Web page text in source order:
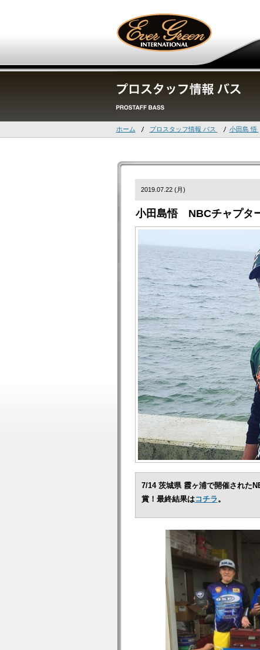
ホーム プロスタッフ情報 バス 小田島 悟
2019.07.22 (月)
小田島悟 NBCチャプタ
7/14 茨城県 霞ヶ浦で開催された
賞！最終結果はコチラ。